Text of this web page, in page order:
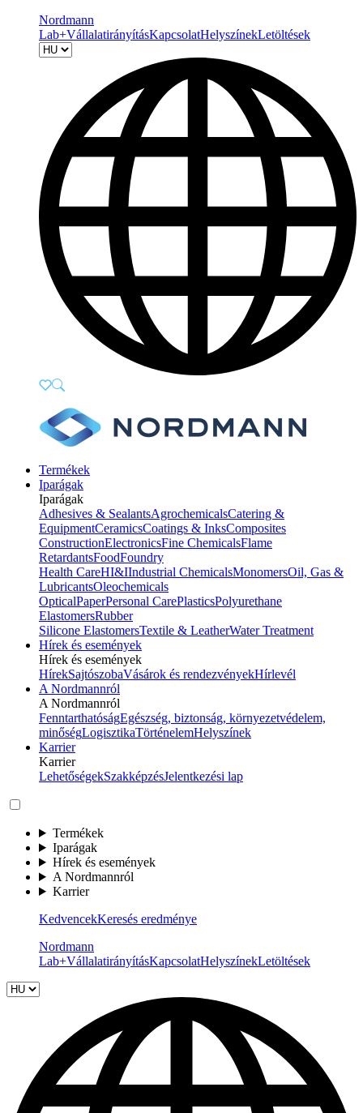
Nordmann
Lab+VállalatirányításKapcsolatHelyszínekLetöltések
Termékek
Iparágak
Iparágak
Adhesives & SealantsAgrochemicalsCatering &
EquipmentCeramicsCoatings & InksComposites
ConstructionElectronicsFine ChemicalsFlame
RetardantsFoodFoundry
Health CareHI&IIndustrial ChemicalsMonomersOil, Gas &
LubricantsOleochemicals
OpticalPaperPersonal CarePlasticsPolyurethane
ElastomersRubber
Silicone ElastomersTextile & LeatherWater Treatment
Hírek és események
Hírek és események
HírekSajtószobaVásárok és rendezvényekHírlevél
A Nordmannról
A Nordmannról
FenntarthatóságEgészség, biztonság, környezetvédelem,
minőségLogisztikaTörténelemHelyszínek
Karrier
Karrier
LehetőségekSzakképzésJelentkezési lap
Termékek
Iparágak
Hírek és események
A Nordmannról
Karrier
KedvencekKeresés eredménye
Nordmann
Lab+VállalatirányításKapcsolatHelyszínekLetöltések